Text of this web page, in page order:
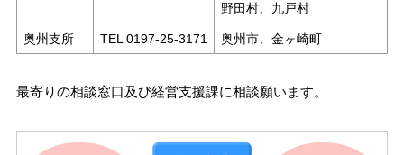
野田村、九戸村
奥州支所 TEL 0197-25-3171 奥州市、金ヶ崎町
最寄りの相談窓口及び経営支援課に相談願います。